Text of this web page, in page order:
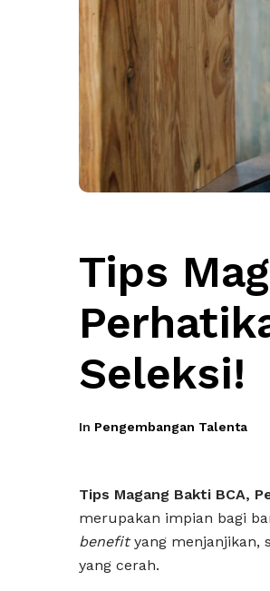
Tips
Seleksi!
In Pengembangan Talenta
Tips Magang Bakti BCA,
merupakan impian bagi
benefityang menjanjikan,
yang cerah.